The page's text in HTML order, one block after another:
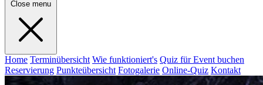
Close menu
Home Terminübersicht Wie funktioniert's Quiz für Event buchen
Reservierung Punkteübersicht Fotogalerie Online-Quiz Kontakt